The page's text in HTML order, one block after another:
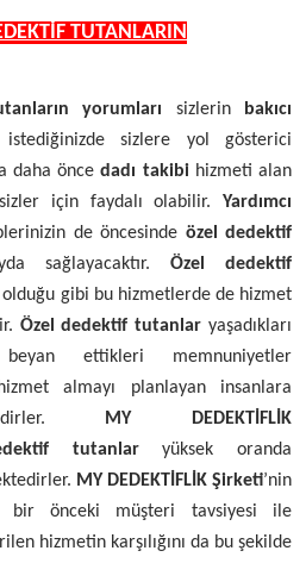
TUTANLARIN
yorumları sizlerin bakıcı
sizlere yol gösterici
daha öncedadı takibihizmeti alan
için faydalı olabilir. Yardımcı
de öncesinde özel dedektif
sağlayacaktır. Özel dedektif
gibi bu hizmetlerde de hizmet
Özel dedektif tutanlar yaşadıkları
ettikleri memnuniyetler
almayı planlayan insanlara
MY DEDEKTİFLİK
tutanlaryüksek oranda
MY DEDEKTİFLİK Şirketi’nin
bir önceki müşteri tavsiyesi ile
hizmetin karşılığını da bu şekilde